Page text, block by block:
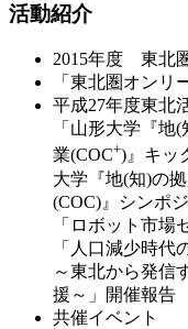
活動紹介
2015年度 東北
「東北圏オンリ
平成27年度東北
「山形大学『地
業(COC+)』キッ
大学『地(知)の
(COC)』シンポ
「ロボット市場
「人口減少時代
～東北から発信
援～」開催報告
共催イベント